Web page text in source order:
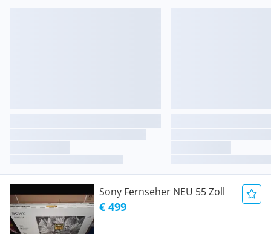
Sony Fernseher NEU 55 Zoll
€ 499